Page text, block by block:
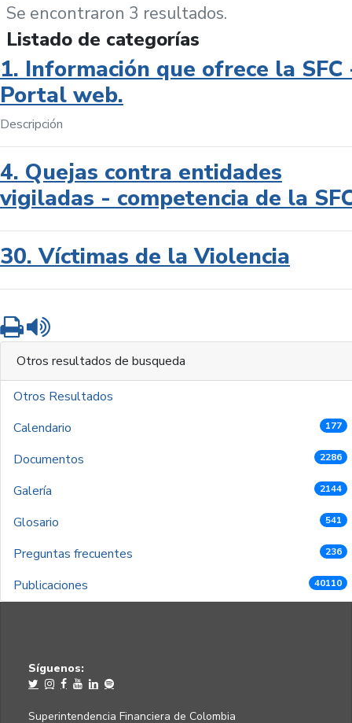
Se encontraron 3 resultados.
Listado de categorías
1. Información que ofrece la SFC
Portal web.
Descripción
4. Quejas contra entidades
vigiladas - competencia de la
30. Víctimas de la Violencia
Imprimir
Otros resultados de busqueda
Otros Resultados
Calendario
177
Documentos 2286
Galería 2144
Glosario 541
Preguntas frecuentes 236
Publicaciones 40110
Síguenos:
Superintendencia Financiera de Colombia